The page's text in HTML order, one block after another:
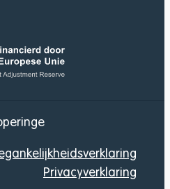
Privacyverklaring